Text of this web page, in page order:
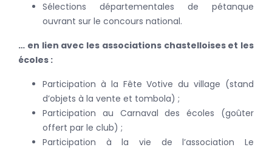
Sélections départementales de pétanque
ouvrant sur le concours national.
… en lien avec les associations chastelloises et les
écoles :
Participation à la Fête Votive du village (stand
d’objets à la vente et tombola) ;
Participation au Carnaval des écoles (goûter
offert par le club) ;
Participation à la vie de l’association Le